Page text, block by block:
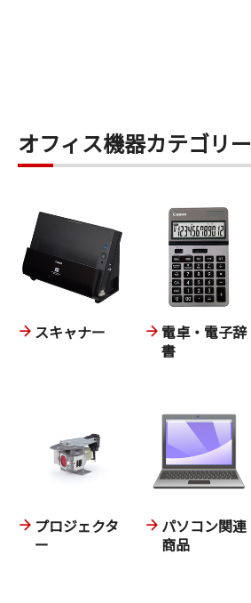
オフィス機器カテゴリー
スキャナー
電卓・電子辞
書
プロジェクタ
ー
パソコン関連
商品